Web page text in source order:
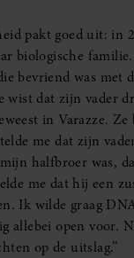
pakt goed uit: in
biologische
bevriend was met
wist dat zijn vader
in Varazze.
me dat zijn
halfbroer was,
me dat hij een
Ik wilde graag
allebei open voor.
op de uitslag.”